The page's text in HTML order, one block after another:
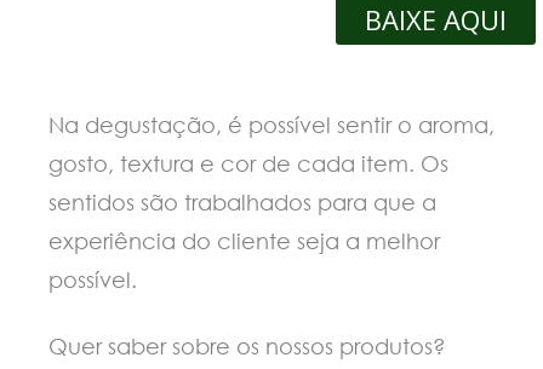
BAIXE AQUI
Na degustação, é possível sentir o aroma,
gosto, textura e cor de cada item. Os
sentidos são trabalhados para que a
experiência do cliente seja a melhor
possível.
Quer saber sobre os nossos produtos?